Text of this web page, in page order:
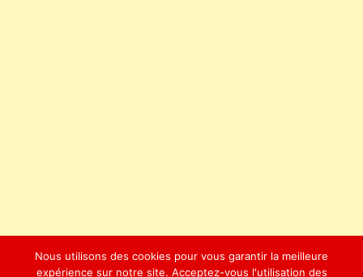
Nous utilisons des cookies pour vous garantir la meilleure
expérience sur notre site. Acceptez-vous l'utilisation des